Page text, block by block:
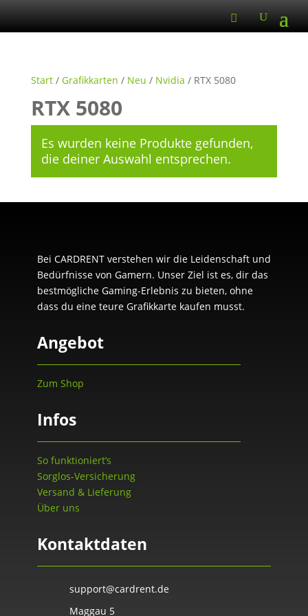
Start/ Grafikkarten / Neu / Nvidia / RTX 5080
RTX 5080
Es wurden keine Produkte gefunden,
die deiner Auswahl entsprechen.
Bei CARDRENT verstehen wir die Leidenschaft und
Bedürfnisse von Gamern. Unser Ziel ist es, dir das
bestmögliche Gaming-Erlebnis zu bieten, ohne
dass du eine teure Grafikkarte kaufen musst.
Angebot
Zum Shop
Infos
So funktioniert’s
Sorglos-Versicherung
Versand & Lieferung
Über uns
Kontaktdaten
support@cardrent.de
Maggau 5